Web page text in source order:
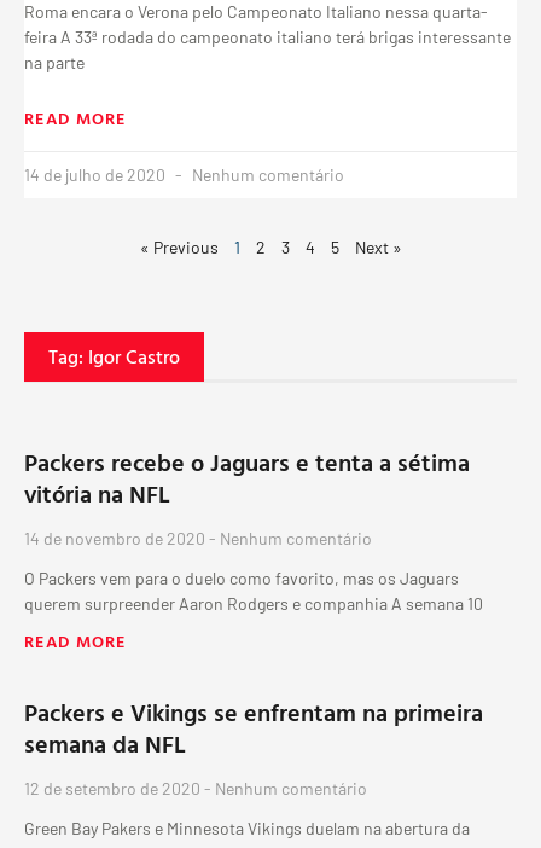
Roma encara o Verona pelo Campeonato Italiano nessa quarta-
feira A 33ª rodada do campeonato italiano terá brigas interessante
na parte
READ MORE
14 de julho de 2020 Nenhum comentário
« Previous 1 2 3 4 5 Next »
Tag: Igor Castro
Packers recebe o Jaguars e tenta a sétima
vitória na NFL
14 de novembro de 2020
Nenhum comentário
O Packers vem para o duelo como favorito, mas os Jaguars
querem surpreender Aaron Rodgers e companhia A semana 10
READ MORE
Packers e Vikings se enfrentam na primeira
semana da NFL
12 de setembro de 2020
Nenhum comentário
Green Bay Pakers e Minnesota Vikings duelam na abertura da